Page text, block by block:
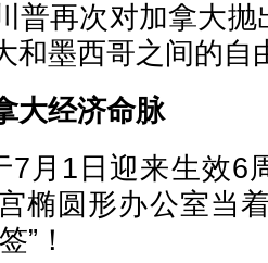
普再次对加拿大抛
和墨西哥之间的自
大经济命脉
7月1日迎来生效6
椭圆形办公室当
”！